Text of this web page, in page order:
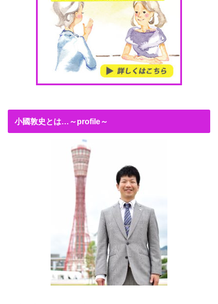
小國敦史とは…～profile～